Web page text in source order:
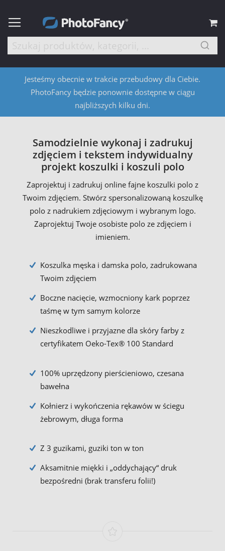
Jesteśmy obecnie w trakcie przebudowy dla Ciebie.
PhotoFancy będzie ponownie dostępne w ciągu
najbliższych kilku dni.
Samodzielnie wykonaj i zadrukuj
zdjęciem i tekstem indywidualny
projekt koszulki i koszuli polo
Zaprojektuj i zadrukuj online fajne koszulki polo z
Twoim zdjęciem. Stwórz spersonalizowaną koszulkę
polo z nadrukiem zdjęciowym i wybranym logo.
Zaprojektuj Twoje osobiste polo ze zdjęciem i
imieniem.
Koszulka męska i damska polo, zadrukowana
Twoim zdjęciem
Boczne nacięcie, wzmocniony kark poprzez
taśmę w tym samym kolorze
Nieszkodliwe i przyjazne dla skóry farby z
certyfikatem Oeko-Tex® 100 Standard
100% uprzędzony pierścieniowo, czesana
bawełna
Kołnierz i wykończenia rękawów w ściegu
żebrowym, długa forma
Z 3 guzikami, guziki ton w ton
Aksamitnie miękki i „oddychający“ druk
bezpośredni (brak transferu folii!)